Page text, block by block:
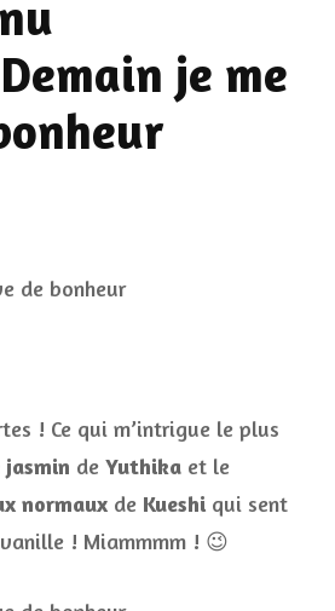
je me
! Ce qui m’intrigue le plus
jasmin de Yuthika et le
normaux de Kueshi qui sent
! Miammmm ! 😉